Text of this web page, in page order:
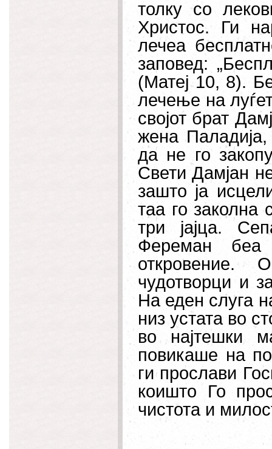
толку со
Христос. Ги
лечеа
заповед:
(Матеј 10, 8).
лечење на
својот брат
жена
да не го
Свети Дамјан
зашто ја
таа го заколна
три јајца.
Фереман беа
откровение.
чудотворци и
На еден слуга
низ устата во
во најтешки
повикаше на
ги прослави
коишто Го
чистота и